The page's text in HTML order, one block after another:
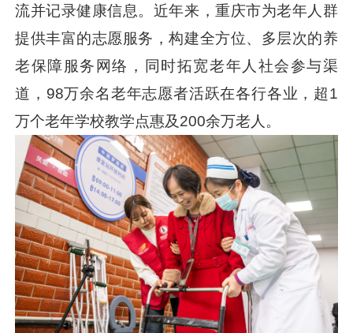
流并记录健康信息。近年来，重庆市为老年人群
提供丰富的志愿服务，构建全方位、多层次的养
老保障服务网络，同时拓宽老年人社会参与渠
道，98万余名老年志愿者活跃在各行各业，超1
万个老年学校教学点惠及200余万老人。